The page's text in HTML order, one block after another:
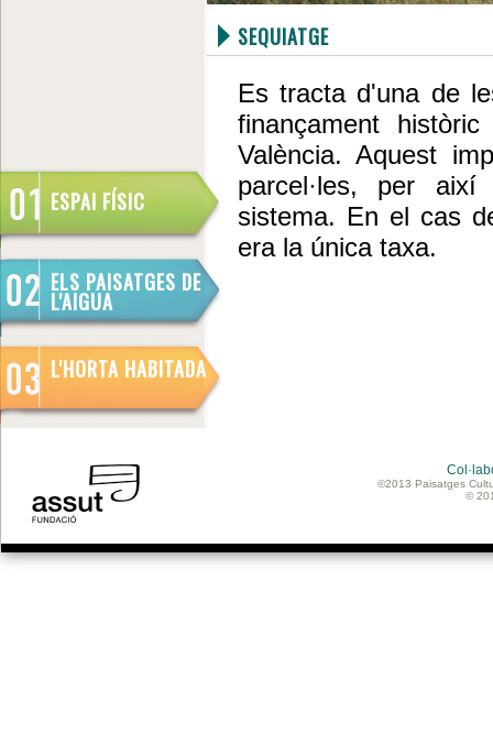
ESPAI FÍSIC
ELS PAISATGES DE
L'AIGUA
L'HORTA HABITADA
SEQUIATGE
Es tracta d'una de
finançament
València. Aquest
parcel·les, per
sistema. En el cas
era la única taxa.
©2013 Paisatges
©